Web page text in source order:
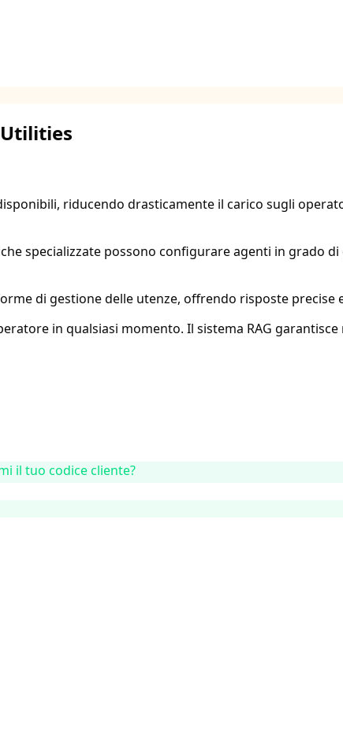
riducendo drasticamente il carico sugli
specializzate possono configurare agenti in grado
di gestione delle utenze, offrendo risposte precise
in qualsiasi momento. Il sistema RAG
il tuo codice cliente?